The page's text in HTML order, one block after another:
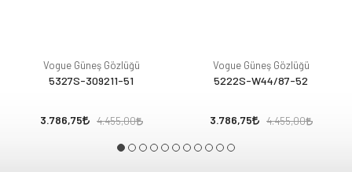
Vogue Güneş Gözlüğü
5327S-309211-51
3.786,75 4.455,00
Vogue Güneş Gözlüğü
5222S-W44/87-52
3.786,75 4.455,00